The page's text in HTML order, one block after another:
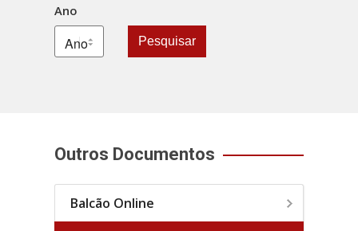
Ano
Pesquisar
Outros Documentos
Balcão Online